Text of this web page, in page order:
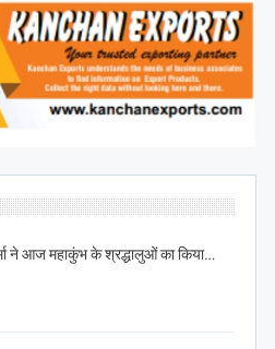
ने आज महाकुंभ के श्रद्धालुओं का किया…